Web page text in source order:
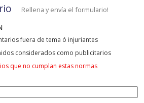
Rellena y envía el formulario!
fuera de tema ó injuriantes
considerados como publicitarios
que no cumplan estas normas